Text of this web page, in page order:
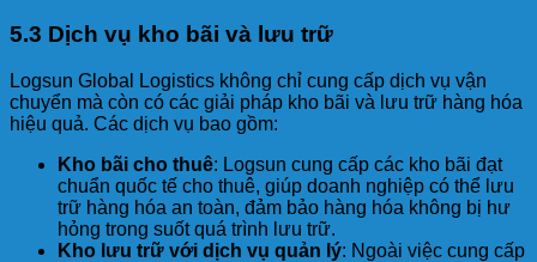
5.3 Dịch vụ kho bãi và lưu trữ
Logsun Global Logistics không chỉ cung cấp dịch vụ vận
chuyển mà còn có các giải pháp kho bãi và lưu trữ hàng hóa
hiệu quả. Các dịch vụ bao gồm:
Kho bãi cho thuê: Logsun cung cấp các kho bãi đạt
chuẩn quốc tế cho thuê, giúp doanh nghiệp có thể lưu
trữ hàng hóa an toàn, đảm bảo hàng hóa không bị hư
hỏng trong suốt quá trình lưu trữ.
Kho lưu trữ với dịch vụ quản lý: Ngoài việc cung cấp